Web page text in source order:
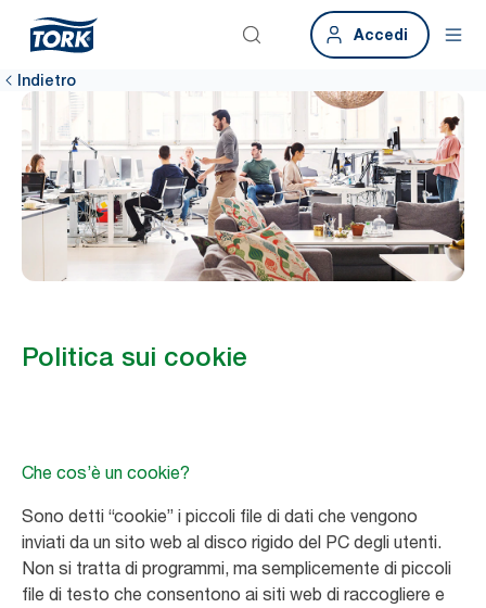
Accedi
Indietro
Politica sui cookie
Che cos’è un cookie?
Sono detti “cookie” i piccoli file di dati che vengono
inviati da un sito web al disco rigido del PC degli utenti.
Non si tratta di programmi, ma semplicemente di piccoli
file di testo che consentono ai siti web di raccogliere e